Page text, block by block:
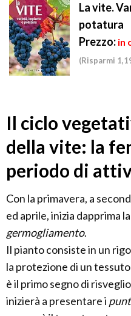
La vite.
potatura
Prezzo: in
(Risparmi
Il ciclo
della vite: la
periodo di
Con la primavera, a
ed aprile, inizia dapprima
germogliamento.
Il pianto consiste in un
la protezione di un
è il primo segno di
inizierà a presentare i